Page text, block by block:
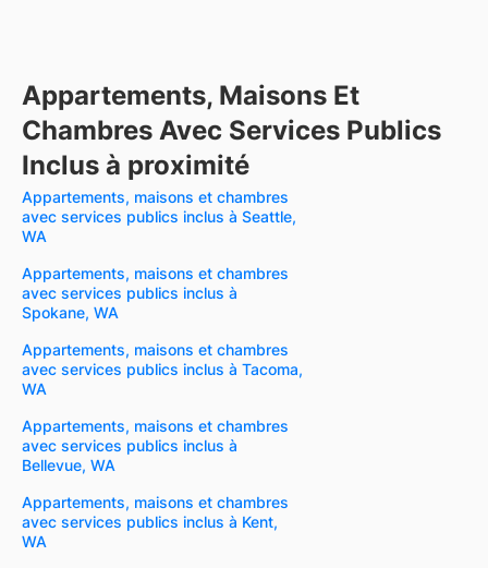
Appartements, Maisons Et
Chambres Avec Services Publics
Inclus à proximité
Appartements, maisons et chambres
avec services publics inclus à Seattle,
WA
Appartements, maisons et chambres
avec services publics inclus à
Spokane, WA
Appartements, maisons et chambres
avec services publics inclus à Tacoma,
WA
Appartements, maisons et chambres
avec services publics inclus à
Bellevue, WA
Appartements, maisons et chambres
avec services publics inclus à Kent,
WA